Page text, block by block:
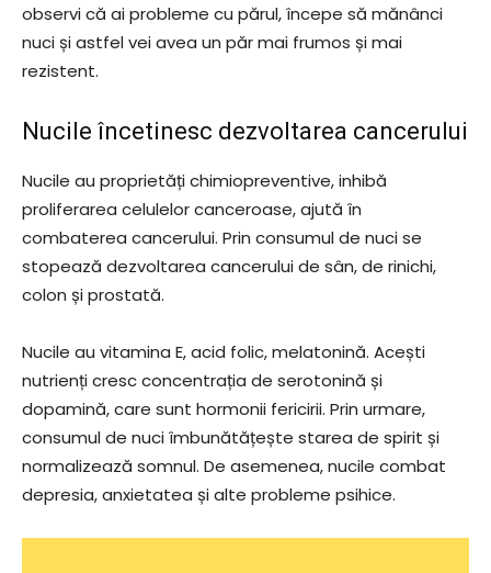
observi că ai probleme cu părul, începe să mănânci
nuci și astfel vei avea un păr mai frumos și mai
rezistent.
Nucile încetinesc dezvoltarea cancerului
Nucile au proprietăți chimiopreventive, inhibă
proliferarea celulelor canceroase, ajută în
combaterea cancerului. Prin consumul de nuci se
stopează dezvoltarea cancerului de sân, de rinichi,
colon și prostată.
Nucile au vitamina E, acid folic, melatonină. Acești
nutrienți cresc concentrația de serotonină și
dopamină, care sunt hormonii fericirii. Prin urmare,
consumul de nuci îmbunătățește starea de spirit și
normalizează somnul. De asemenea, nucile combat
depresia, anxietatea și alte probleme psihice.